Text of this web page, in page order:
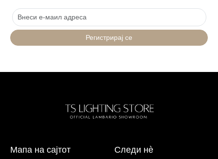
Регистрирај се
Мапа на сајтот Следи нè